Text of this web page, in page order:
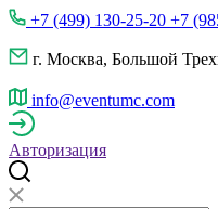
+7 (499) 130-25-20 +7
г. Москва, Большой
info@eventumc.com
Авторизация